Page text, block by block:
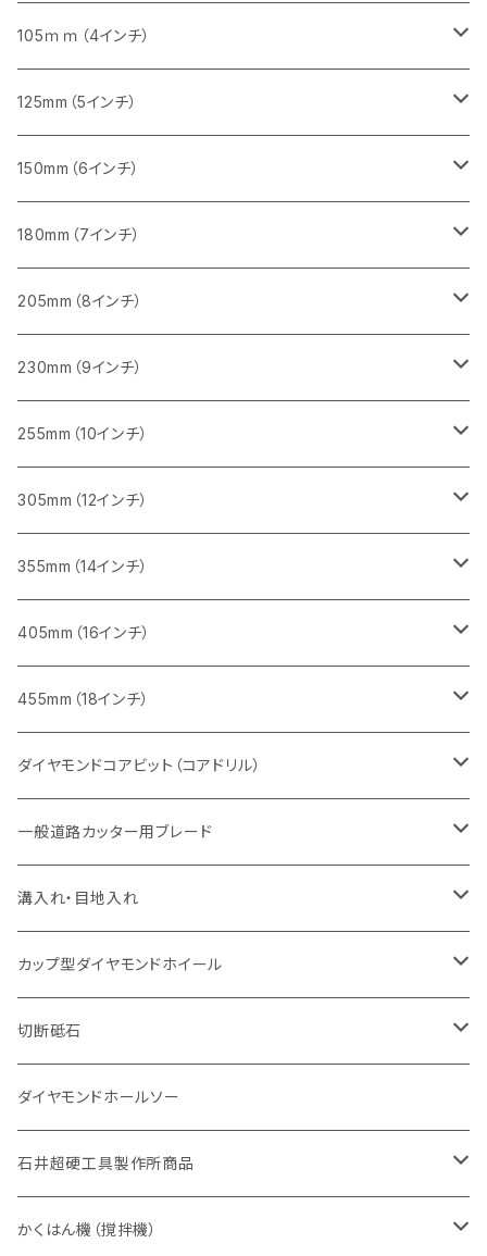
セグメント（特殊凸凹加工チップ）
セグメント
セグメント（一般道路カッター用
473mm（18インチ）
セグメント（一般道路カッター用
セグメント
セグメント（特殊凸凹加工チップ）
355mm（14インチ）
セグメント
セグメント（特殊凸凹加工チップ）
405mm（16インチ）
セグメントタイプ
砥石（補強綱入り）
砥石（補強綱入り）
355mm（14インチ）
砥石（補強綱入り）
255ｍｍ（10インチ）
一般道路カッター用
305ｍｍ（12インチ）
一般道路カッター用
355ｍｍ（14インチ）
一般道路カッター用
405mm（16インチ）
一般道路カッター用
455ｍｍ（18インチ）
一般道路カッター用
105ｍｍ（4インチ）
タイル切断用
みかげ石（御影石）切断用
コンクリート切断用
ブロック切断用
レンガ切断用
インターロッキング切断用
鋳鉄管切断用
ヒューム管・U字溝切断用
125mm（5インチ）
タイル切断用
みかげ石（御影石）切断用
コンクリート切断用
ブロック切断用
レンガ切断用
インターロッキング切断用
鋳鉄管切断用
ヒューム管・U字溝切断用
FRP切断用
塩ビ管・キッチンパネル切断用
大理石
150mm（6インチ）
みかげ石（御影石）切断用
コンクリート切断用
ブロック切断用
レンガ切断用
インターロッキング切断用
鋳鉄管切断用
ヒューム管・U字溝切断用
180mm（7インチ）
みかげ石（御影石）切断用
コンクリート切断用
ブロック切断用
レンガ切断用
インターロッキング切断用
鋳鉄管切断用
ヒューム管・U字溝切断用
205mm（8インチ）
みかげ石（御影石）切断用
コンクリート切断用
ブロック切断用
レンガ切断用
インターロッキング切断用
鋳鉄管切断用
ヒューム管・U字溝切断用
230mm（9インチ）
みかげ石（御影石）切断用
コンクリート切断用
ブロック切断用
レンガ切断用
インターロッキング切断用
鋳鉄管切断用
ヒューム管・U字溝切断用
255mm（10インチ）
コンクリート切断用
一般道路カッター用
ブロック切断用
レンガ切断用
インターロッキング切断用
一般道路カッター用
ヒューム管・U字溝切断用
アスファルト切断用
一般道路カッター用
305mm（12インチ）
みかげ石（御影石）切断用
セグメント
セグメント（特殊凹凸加工チップ
鉄筋コンクリート切断用
セグメントタイプ
コンクリート切断用
セグメント
セグメント（特殊凸凹加工チップ
ブロック切断用
セグメント
セグメント（特殊凸凹加工チップ
レンガ切断用
セグメント
セグメント（特殊凸凹加工チップ
インターロッキング切断用
セグメントタイプ
一般道路カッター用
鋳鉄管切断用
セグメントタイプ
埋設鋳鉄管工事対応タイプ
ヒューム管・U字溝切断用
セグメント
セグメント（特殊凸凹加工チップ
アスファルト切断用
一般道路カッター用
355mm（14インチ）
みかげ石（御影石）切断用
セグメント
セグメント（特殊凸凹加工チップ
鉄筋コンクリート切断用
セグメントタイプ
コンクリート切断用
セグメント
セグメント（特殊凸凹加工チップ
ブロック切断用
セグメント
セグメント（特殊凸凹加工チップ
レンガ切断用
セグメント
セグメント（特殊凸凹加工チップ
インターロッキング切断用
セグメントタイプ
一般道路カッター用
鋳鉄管切断用
セグメントタイプ
埋設鋳鉄管工事対応タイプ
ヒューム管・U字溝切断用
セグメントタイプ
セグメント（特殊凸凹加工チップ
アスファルト切断用
一般道路カッター用
405mm（16インチ）
みかげ石（御影石）切断用
セグメントタイプ
コンクリート切断用
セグメントタイプ
一般道路カッター用
鉄筋コンクリート切断用
セグメントタイプ
インターロッキング切断用
セグメントタイプ
一般道路カッター用
鋳鉄管切断用
セグメントタイプ
埋設鋳鉄管工事対応タイプ
ヒューム管・U字溝切断用
セグメントタイプ
アスファルト切断用
一般道路カッター用
455mm（18インチ）
道路コンクリート切断用
道路アスファルト切断用
ダイヤモンドコアビット（コアドリル）
Aロット
有効長 250mm
有効長 370mm
Ｃロット
有効長 250mm
M27
有効長 250mm
一般道路カッター用ブレード
道路（アスファルト用）
255mm（10インチ）
305mm（12インチ）
道路（コンクリート舗装面）
255mm（10インチ）
305mm（12インチ）
道路（アス・コン兼用）
305mm（12インチ）
355mm（14インチ）
溝入れ・目地入れ
V型チップ
ストレート型チップ
U型チップ
カップ型ダイヤモンドホイール
100mm（4インチ）
125mm（5インチ）
切断砥石
金属用
305mm（12インチ）
355mm（14インチ）
非金属用
305mm（12インチ）
ダイヤモンドホールソー
石井超硬工具製作所商品
押し切り（タイル切断機）
かくはん機（撹拌機）